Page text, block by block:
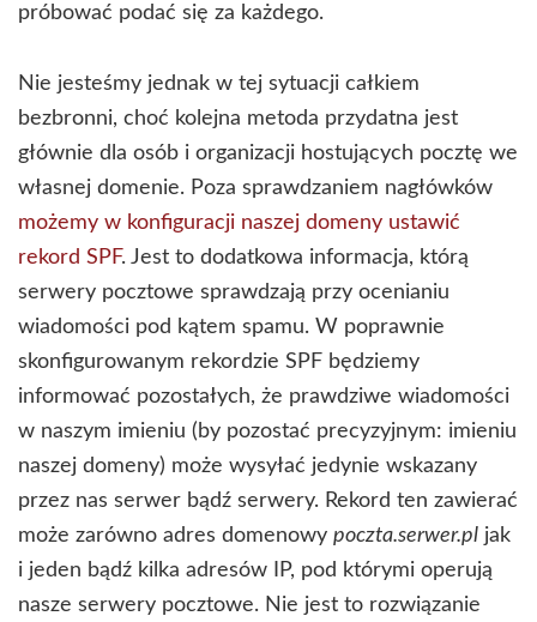
próbować podać się za każdego.
Nie jesteśmy jednak w tej sytuacji całkiem
bezbronni, choć kolejna metoda przydatna jest
głównie dla osób i organizacji hostujących pocztę we
własnej domenie. Poza sprawdzaniem nagłówków
możemy w konfiguracji naszej domeny ustawić
rekord SPF. Jest to dodatkowa informacja, którą
serwery pocztowe sprawdzają przy ocenianiu
wiadomości pod kątem spamu. W poprawnie
skonfigurowanym rekordzie SPF będziemy
informować pozostałych, że prawdziwe wiadomości
w naszym imieniu (by pozostać precyzyjnym: imieniu
naszej domeny) może wysyłać jedynie wskazany
przez nas serwer bądź serwery. Rekord ten zawierać
może zarówno adres domenowy poczta.serwer.pl jak
i jeden bądź kilka adresów IP, pod którymi operują
nasze serwery pocztowe. Nie jest to rozwiązanie